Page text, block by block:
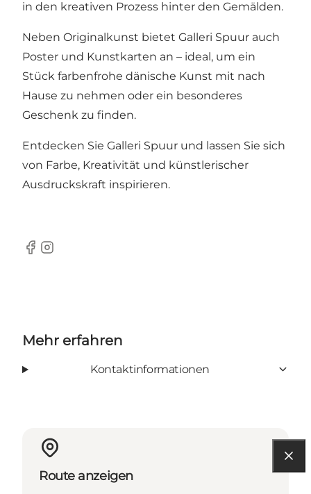
in den kreativen Prozess hinter den Gemälden.
Neben Originalkunst bietet Galleri Spuur auch
Poster und Kunstkarten an – ideal, um ein
Stück farbenfrohe dänische Kunst mit nach
Hause zu nehmen oder ein besonderes
Geschenk zu finden.
Entdecken Sie Galleri Spuur und lassen Sie sich
von Farbe, Kreativität und künstlerischer
Ausdruckskraft inspirieren.
Facebook
Instagram
Mehr erfahren
Kontaktinformationen
Route anzeigen